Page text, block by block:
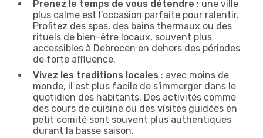
Prenez le temps de vous détendre : une ville
plus calme est l'occasion parfaite pour ralentir.
Profitez des spas, des bains thermaux ou des
rituels de bien-être locaux, souvent plus
accessibles à Debrecen en dehors des périodes
de forte affluence.
Vivez les traditions locales : avec moins de
monde, il est plus facile de s'immerger dans le
quotidien des habitants. Des activités comme
des cours de cuisine ou des visites guidées en
petit comité sont souvent plus authentiques
durant la basse saison.